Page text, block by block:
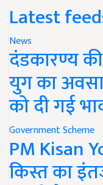
Latest
News
दंडकारण्य
युग का
को दी गई
Government Scheme
PM Kisan
किस्त का